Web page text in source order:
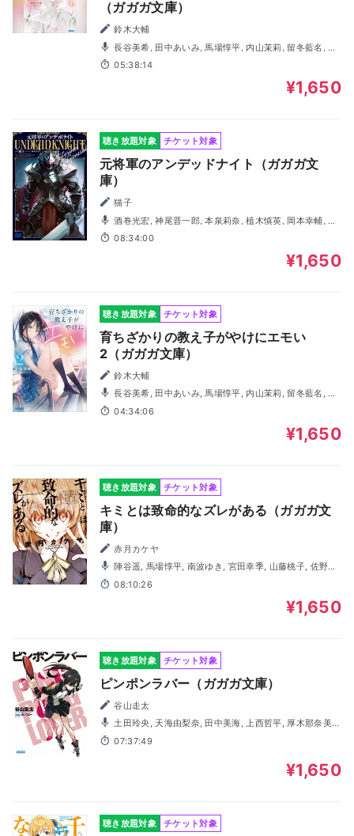
（ガガガ文庫）
鈴木大輔
長谷美希, 田中あいみ, 馬場惇平, 内山茉莉, 留冬藍名, 屋
代瑠花, 善養寺恭平, 堂坂晃三, 三波春香
05:38:14
¥1,650
聴き放題対象 チケット対象
元将軍のアンデッドナイト（ガガガ文
庫）
猫子
酒巻光宏, 神尾晋一郎, 本泉莉奈, 植木慎英, 岡本幸輔, 馬
場惇平, 堀総士郎, 鈴木真実
08:34:00
¥1,650
聴き放題対象 チケット対象
育ちざかりの教え子がやけにエモい
2（ガガガ文庫）
鈴木大輔
長谷美希, 田中あいみ, 馬場惇平, 内山茉莉, 留冬藍名, 屋
代瑠花, 長岡龍歩, 善養寺恭平
04:34:06
¥1,650
聴き放題対象 チケット対象
キミとは致命的なズレがある（ガガガ文
庫）
赤月カケヤ
陣谷遥, 馬場惇平, 南波ゆき, 宮田幸季, 山藤桃子, 佐野愛,
伏見はる香, 岡本幸輔
08:10:26
¥1,650
聴き放題対象 チケット対象
ピンポンラバー（ガガガ文庫）
谷山走太
土田玲央, 天海由梨奈, 田中美海, 上西哲平, 厚木那奈美,
蘭乃和佳子, 田所陽向, 馬場惇平
07:37:49
¥1,650
聴き放題対象 チケット対象